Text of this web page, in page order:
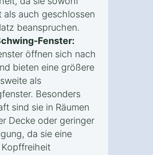
als auch geschlossen
beanspruchen.
Fenster:
öffnen sich nach
bieten eine größere
als
Besonders
sind sie in Räumen
Decke oder geringer
da sie eine
Kopffreiheit